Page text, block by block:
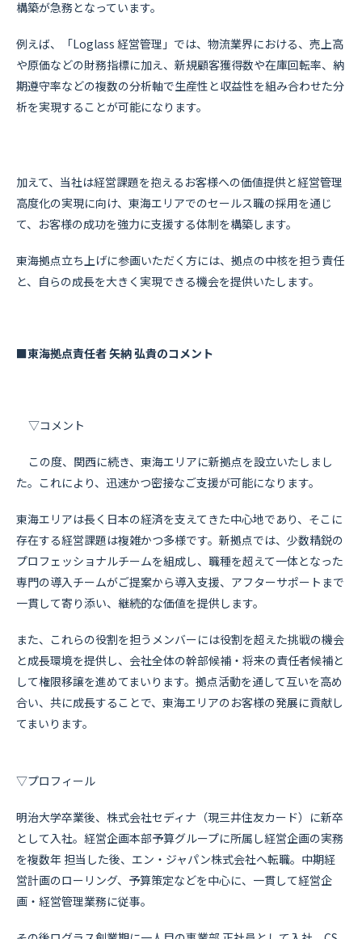
構築が急務となっています。
例えば、「Loglass 経営管理」では、物流業界における、売上高
や原価などの財務指標に加え、新規顧客獲得数や在庫回転率、納
期遵守率などの複数の分析軸で生産性と収益性を組み合わせた分
析を実現することが可能になります。
加えて、当社は経営課題を抱えるお客様への価値提供と経営管理
高度化の実現に向け、東海エリアでのセールス職の採用を通じ
て、お客様の成功を強力に支援する体制を構築します。
東海拠点立ち上げに参画いただく方には、拠点の中核を担う責任
と、自らの成長を大きく実現できる機会を提供いたします。
■東海拠点責任者 矢納 弘貴のコメント
▽コメント
この度、関西に続き、東海エリアに新拠点を設立いたしまし
た。これにより、迅速かつ密接なご支援が可能になります。
東海エリアは長く日本の経済を支えてきた中心地であり、そこに
存在する経営課題は複雑かつ多様です。新拠点では、少数精鋭の
プロフェッショナルチームを組成し、職種を超えて一体となった
専門の導入チームがご提案から導入支援、アフターサポートまで
一貫して寄り添い、継続的な価値を提供します。
また、これらの役割を担うメンバーには役割を超えた挑戦の機会
と成長環境を提供し、会社全体の幹部候補・将来の責任者候補と
して権限移譲を進めてまいります。拠点活動を通して互いを高め
合い、共に成長することで、東海エリアのお客様の発展に貢献し
てまいります。
▽プロフィール
明治大学卒業後、株式会社セディナ（現三井住友カード）に新卒
として入社。経営企画本部予算グループに所属し経営企画の実務
を複数年 担当した後、エン・ジャパン株式会社へ転職。中期経
営計画のローリング、予算策定などを中心に、一貫して経営企
画・経営管理業務に従事。